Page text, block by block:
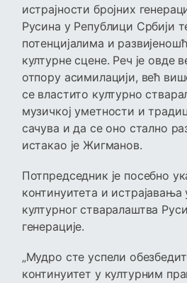
истрајности бројних
Русина у Републици Србији
потенцијалима и
културне сцене. Реч је овде
отпору асимилацији, већ
се властито културно
музичкој уметности и
сачува и да се оно стално
истакао је Жигманов.
Потпредседник је посебно
континуитета и
културног стваралаштва
генерације.
„Мудро сте успели
континуитет у културним